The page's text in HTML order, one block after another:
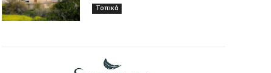
Τοπικά